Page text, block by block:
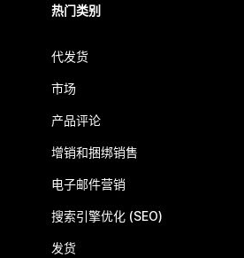
热门类别
代发货
市场
产品评论
增销和捆绑销售
电子邮件营销
搜索引擎优化 (SEO)
发货